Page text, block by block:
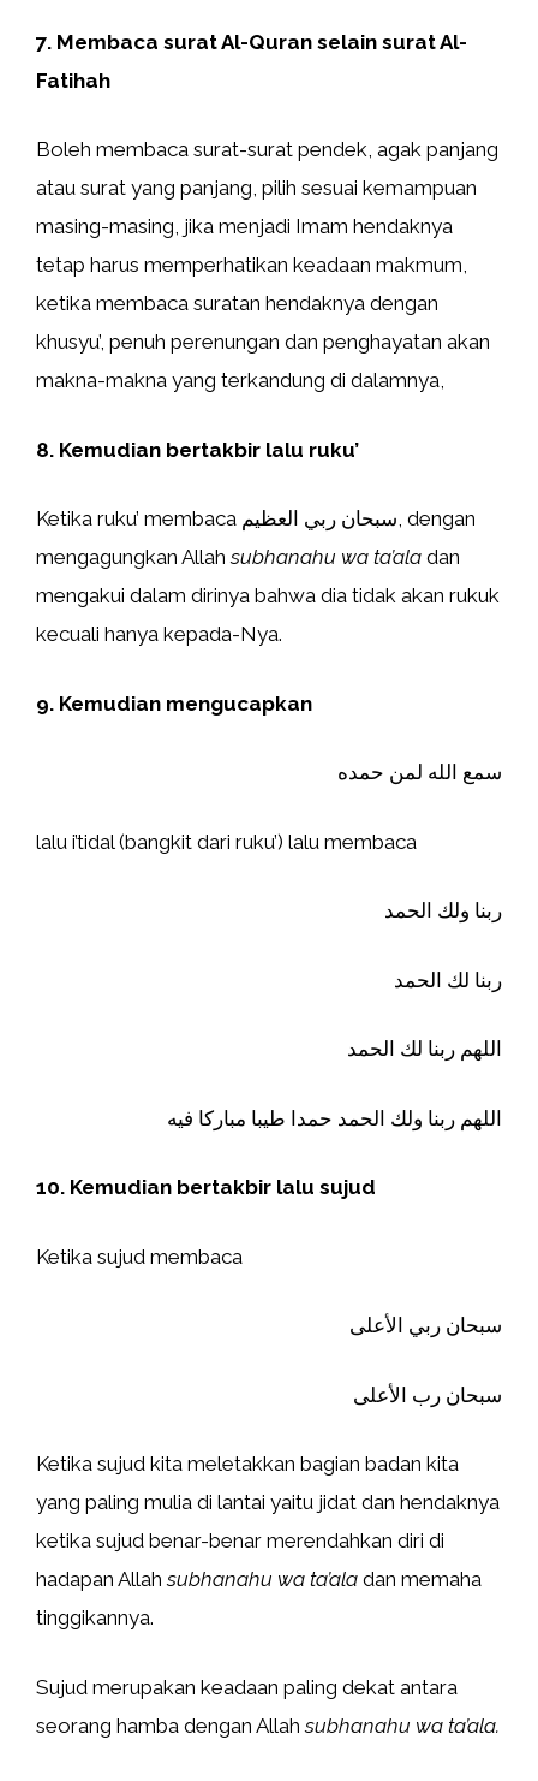
7. Membaca surat Al-Quran selain surat Al-
Fatihah
Boleh membaca surat-surat pendek, agak panjang
atau surat yang panjang, pilih sesuai kemampuan
masing-masing, jika menjadi Imam hendaknya
tetap harus memperhatikan keadaan makmum,
ketika membaca suratan hendaknya dengan
khusyu’, penuh perenungan dan penghayatan akan
makna-makna yang terkandung di dalamnya,
8. Kemudian bertakbir lalu ruku’
Ketika ruku’ membaca سبحان ربي العظيم, dengan
mengagungkan Allahsubhanahu wa ta’ala dan
mengakui dalam dirinya bahwa dia tidak akan rukuk
kecuali hanya kepada-Nya.
9. Kemudian mengucapkan
سمع الله لمن حمده
lalu i’tidal (bangkit dari ruku’) lalu membaca
ربنا ولك الحمد
ربنا لك الحمد
اللهم ربنا لك الحمد
اللهم ربنا ولك الحمد حمدا طيبا مباركا فيه
10. Kemudian bertakbir lalu sujud
Ketika sujud membaca
سبحان ربي الأعلى
سبحان رب الأعلى
Ketika sujud kita meletakkan bagian badan kita
yang paling mulia di lantai yaitu jidat dan hendaknya
ketika sujud benar-benar merendahkan diri di
hadapan Allahsubhanahu wa ta’ala dan memaha
tinggikannya.
Sujud merupakan keadaan paling dekat antara
seorang hamba dengan Allahsubhanahu wa ta’ala.